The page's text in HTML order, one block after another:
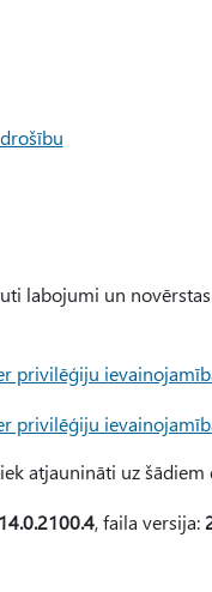
labojumi un
privilēģiju
privilēģiju
atjaunināti uz
14.0.2100.4, faila versija: